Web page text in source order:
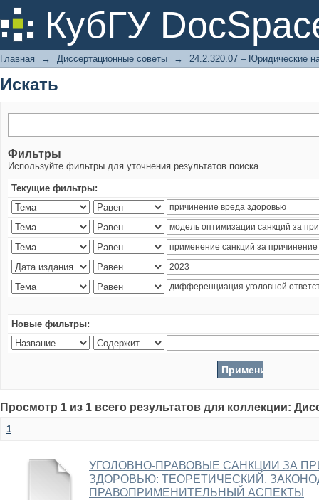
КубГУ
Искать
Главная → Диссертационные советы → 24.2.320.07 – Юридические
Искать
Фильтры
Используйте фильтры для уточнения результатов поиска.
Текущие фильтры:
Новые фильтры:
Просмотр 1 из 1 всего результатов для коллекции:
1
УГОЛОВНО-ПРАВОВЫЕ САНКЦИИ ЗА
ЗДОРОВЬЮ: ТЕОРЕТИЧЕСКИЙ,
ПРАВОПРИМЕНИТЕЛЬНЫЙ АСПЕКТЫ